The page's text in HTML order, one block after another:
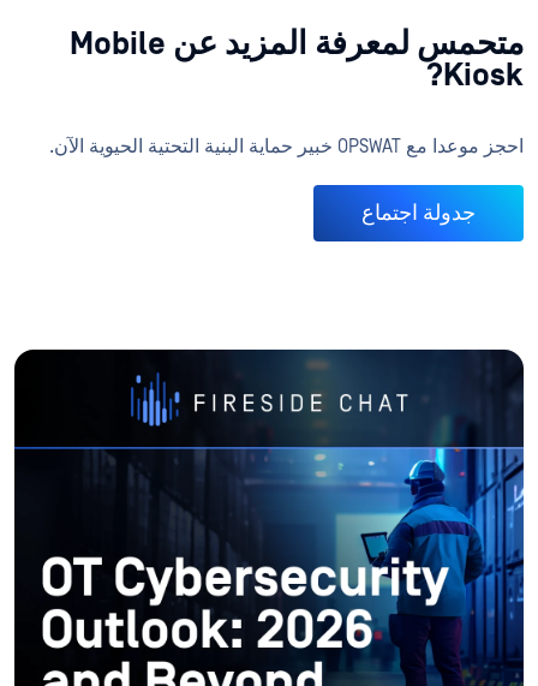
متحمس لمعرفة المزيد عن Mobile
Kiosk?
احجز موعدا مع OPSWAT خبير حماية البنية التحتية الحيوية الآن.
جدولة اجتماع